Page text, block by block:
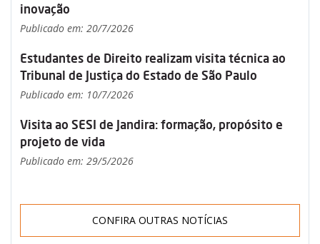
inovação
Publicado em: 20/7/2026
Estudantes de Direito realizam visita técnica ao
Tribunal de Justiça do Estado de São Paulo
Publicado em: 10/7/2026
Visita ao SESI de Jandira: formação, propósito e
projeto de vida
Publicado em: 29/5/2026
CONFIRA OUTRAS NOTÍCIAS